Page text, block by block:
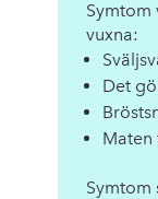
Symtom
vuxna:
Det
Maten
Symtom